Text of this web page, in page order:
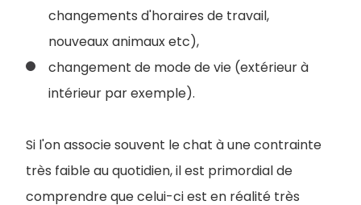
changements d'horaires de travail,
nouveaux animaux etc),
changement de mode de vie (extérieur à
intérieur par exemple).
Si l'on associe souvent le chat à une contrainte
très faible au quotidien, il est primordial de
comprendre que celui-ci est en réalité très